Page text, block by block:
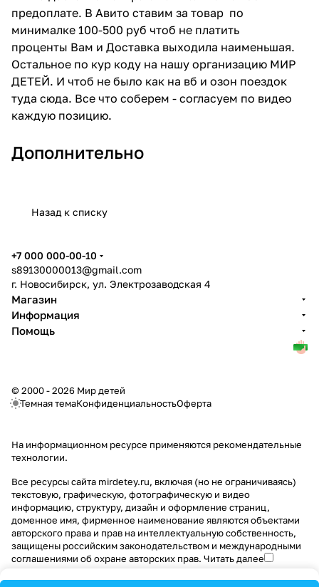
предоплате. В Авито ставим за товар по
минималке 100-500 руб чтоб не платить
проценты Вам и Доставка выходила наименьшая.
Остальное по кур коду на нашу организацию МИР
ДЕТЕЙ. И чтоб не было как на вб и озон поездок
туда сюда. Все что соберем - согласуем по видео
каждую позицию.
Дополнительно
Назад к списку
+7 000 000-00-10
s89130000013@gmail.com
г. Новосибирск, ул. Электрозаводская 4
Магазин
Информация
Помощь
© 2000 - 2026 Мир детей
Темная темаКонфиденциальностьОферта
На информационном ресурсе применяются рекомендательные
технологии.
Все ресурсы сайта mirdetey.ru, включая (но не ограничиваясь)
текстовую, графическую, фотографическую и видео
информацию, структуру, дизайн и оформление страниц,
доменное имя, фирменное наименование являются объектами
авторского права и прав на интеллектуальную собственность,
защищены российским законодательством и международными
соглашениями об охране авторских прав. Читать далее